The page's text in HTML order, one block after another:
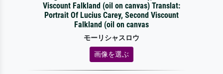
Viscount Falkland (oil on canvas) Translat:
Portrait Of Lucius Carey, Second Viscount
Falkland (oil on canvas
モーリシャスロウ
画像を選ぶ